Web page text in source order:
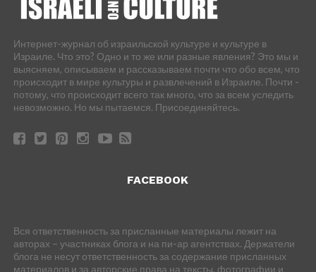
Интернет-журнал об израильской культуре и культуре в
Израиле. Что это? Одно и то же или разные явления? Это мы и
выясняем, описываем и рассказываем почти что обо всем, что
происходит в мире культуры и развлечений в Израиле. Почти -
потому, что происходит всего так много, что за всем уследить
невозможно. Но мы пытаемся. Присоединяйтесь.
FACEBOOK
Вся ответственность за присланные материалы лежит на
авторах – участниках блога и на пи-ар агентствах. Держатели
блога не несут ответственность за содержание присланных
материалов и за авторские права на тексты, фотографии и